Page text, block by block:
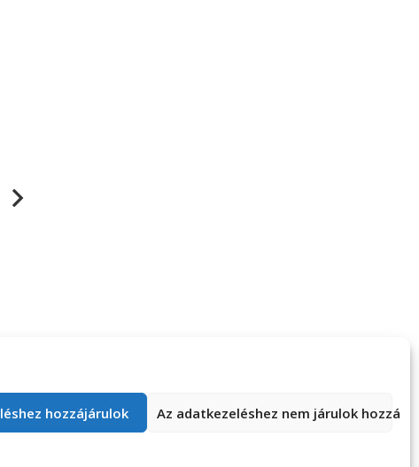
hozzájárulok Az adatkezeléshez nem járulok hozzá